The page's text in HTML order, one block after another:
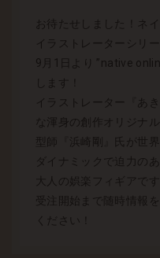
お待たせしました！ネ
イラストレーターシリ
9月1日より ”native
します！
イラストレーター『あ
な渾身の創作オリジナ
型師『浜崎剛』氏が世
ダイナミックで迫力の
大人の娯楽フィギアで
受注開始まで随時情報
ください！